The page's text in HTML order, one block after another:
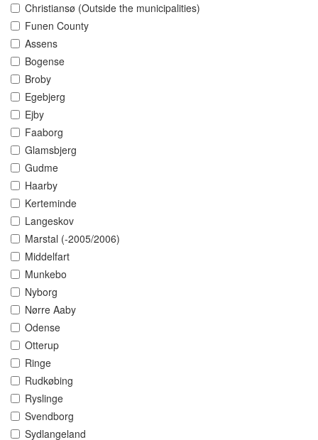
Christiansø (Outside the municipalities)
Funen County
Assens
Bogense
Broby
Egebjerg
Ejby
Faaborg
Glamsbjerg
Gudme
Haarby
Kerteminde
Langeskov
Marstal (-2005/2006)
Middelfart
Munkebo
Nyborg
Nørre Aaby
Odense
Otterup
Ringe
Rudkøbing
Ryslinge
Svendborg
Sydlangeland